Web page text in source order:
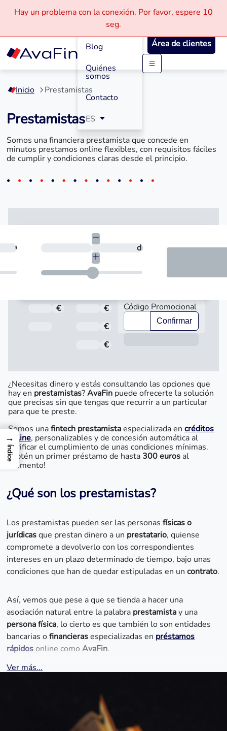
Saltar
contenido
Hay un problema con la conexión. Por favor, espere 10
seg.
Cómo
Funciona
Blog
Quiénes
somos
Contacto
ES
Área de clientes
Inicio Prestamistas
Prestamistas
Somos una financiera prestamista que concede en
minutos prestamos online flexibles, con requisitos fáciles
de cumplir y condiciones claras desde el principio.
€ ¿En cuántos días quieres devolverlo?
días
Total a pagar
€ Importe
€
Fecha de Vencimiento
€
€
Código Promocional
Confirmar
¿Necesitas dinero y estás consultando las opciones que
hay en prestamistas?AvaFin puede ofrecerte la solución
que precisas sin que tengas que recurrir a un particular
para que te preste.
Somos unafintech prestamistaespecializada en créditos
online, personalizables y de concesión automática al
verificar el cumplimiento de unas condiciones mínimas.
¡Obtén un primer préstamo de hasta 300 euros al
momento!
¿Qué son los prestamistas?
Los prestamistas pueden ser las personasfísicas o
jurídicasque prestan dinero a un prestatario, quiense
compromete a devolverlo con los correspondientes
intereses en un plazo determinado de tiempo, bajo unas
condiciones que han de quedar estipuladas en uncontrato.
Así, vemos que pese a que se tienda a hacer una
asociación natural entre la palabra prestamistay una
persona física, lo cierto es que también lo son entidades
bancarias ofinancierasespecializadas en préstamos
rápidosonline comoAvaFin.
Ver más...
→
Índice